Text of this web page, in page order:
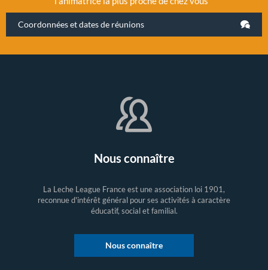
Coordonnées et dates de réunions
Nous connaître
La Leche League France est une association loi 1901,
reconnue d'intérêt général pour ses activités à caractère
éducatif, social et familial.
Nous connaître